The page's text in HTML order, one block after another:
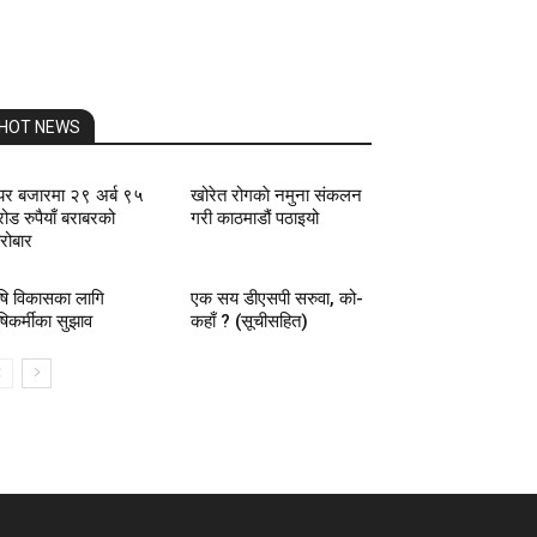
HOT NEWS
बजारमा २९ अर्ब ९५
रुपैयाँ बराबरको
खोरेत रोगकाे नमुना संकलन
गरी काठमाडौं पठाइयो
विकासका लागि
सुझाव
एक सय डीएसपी सरुवा, को-
कहाँ ? (सूचीसहित)